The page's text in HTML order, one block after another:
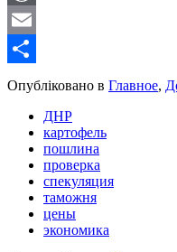
WordPress
Email
Share
Опубліковано в Главное,
ДНР
картофель
пошлина
проверка
спекуляция
таможня
цены
экономика